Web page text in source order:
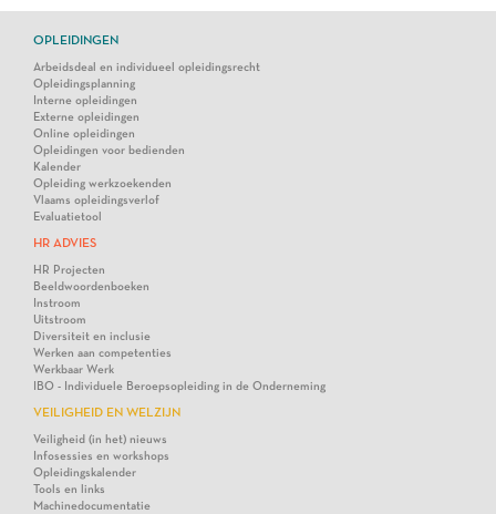
OPLEIDINGEN
Arbeidsdeal en individueel opleidingsrecht
Opleidingsplanning
Interne opleidingen
Externe opleidingen
Online opleidingen
Opleidingen voor bedienden
Kalender
Opleiding werkzoekenden
Vlaams opleidingsverlof
Evaluatietool
HR ADVIES
HR Projecten
Beeldwoordenboeken
Instroom
Uitstroom
Diversiteit en inclusie
Werken aan competenties
Werkbaar Werk
IBO - Individuele Beroepsopleiding in de Onderneming
VEILIGHEID EN WELZIJN
Veiligheid (in het) nieuws
Infosessies en workshops
Opleidingskalender
Tools en links
Machinedocumentatie